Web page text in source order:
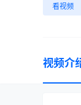
看视频
视频介